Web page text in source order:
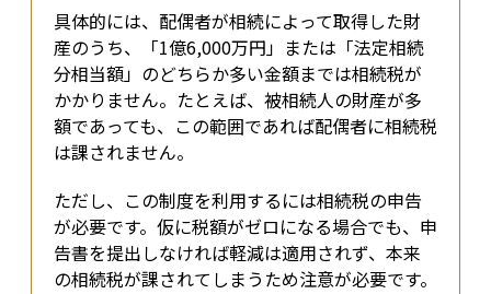
具体的には、配偶者が相続によって取得した財
産のうち、「1億6,000万円」または「法定相続
分相当額」のどちらか多い金額までは相続税が
かかりません。たとえば、被相続人の財産が多
額であっても、この範囲であれば配偶者に相続税
は課されません。
ただし、この制度を利用するには相続税の申告
が必要です。仮に税額がゼロになる場合でも、申
告書を提出しなければ軽減は適用されず、本来
の相続税が課されてしまうため注意が必要です。